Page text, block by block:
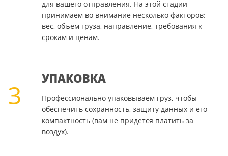
для вашего отправления. На этой стадии
принимаем во внимание несколько факторов:
вес, объем груза, направление, требования к
срокам и ценам.
3
УПАКОВКА
Профессионально упаковываем груз, чтобы
обеспечить сохранность, защиту данных и его
компактность (вам не придется платить за
воздух).